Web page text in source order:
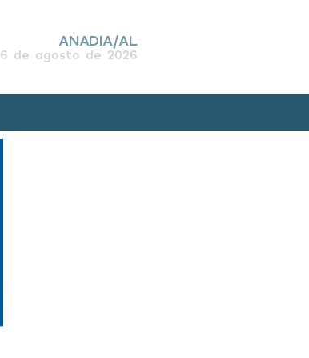
ANADIA/AL
6 de agosto de 2026